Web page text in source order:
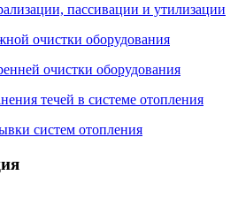
пассивации и утилизации
очистки оборудования
очистки оборудования
течей в системе отопления
систем отопления